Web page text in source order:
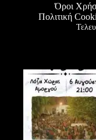
Όροι
Πολιτική